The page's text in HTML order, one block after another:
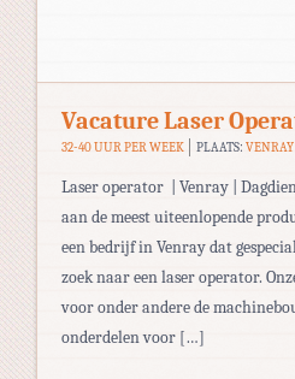
Vacature Laser
32-40 UUR PER WEEK PLAATS: VENRAY
Laser operator | Venray |
aan de meest uiteenlopende
een bedrijf in Venray dat
zoek naar een laser operator.
voor onder andere de
onderdelen voor […]